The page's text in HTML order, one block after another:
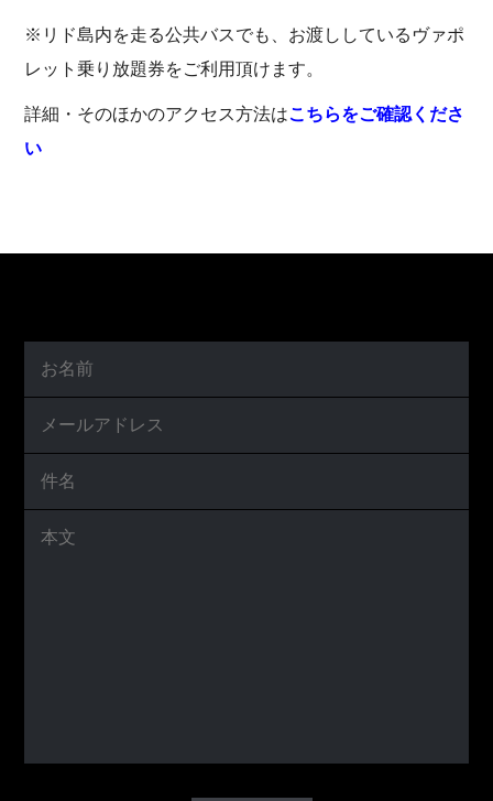
※リド島内を走る公共バスでも、お渡ししているヴァポ
レット乗り放題券をご利用頂けます。
詳細・そのほかのアクセス方法はこちらをご確認くださ
い